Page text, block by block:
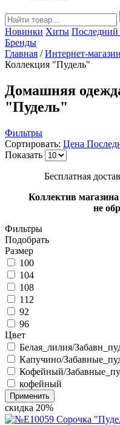
Новинки Хиты Последний
Бренды
Главная / Интернет-магазин
Коллекция "Пудель"
Домашняя
"Пудель"
Фильтры
Сортировать: Цена
Показать
Бесплатная
Коллектив
не
Фильтры
Подобрать
Размер
100
104
108
112
92
96
Цвет
Белая_лилия/
Капучино/
Кофейный/
кофейный
Применить
скидка 20%